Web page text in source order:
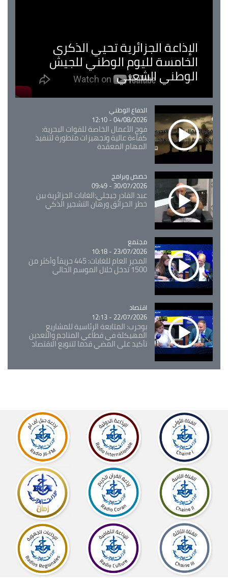
الإذاعة الجزائرية تحيي الذكرى
الخامسة لليوم الوطني للجيش
الوطني الشعبي
Catégorie
الدفاع الوطني
04/08/2026 - 12:10
فوج الأعمال الخاصة للقوات البحرية:
كفاءة عالية وتجهيزات متطورة لتنفيذ
المهام المعقدة
Catégorie
حصص وبرامج
30/07/2026 - 09:49
عبد القادر جيجلي:الغابات الجزائرية بين
خطر الحرائق ورهان التشجير الذكي
Catégorie
مجتمع
23/07/2026 - 10:18
المدير العام للغابات: 445 حريقاً وأكثر من
1500 تدخل خلال الموسم الحالي
Catégorie
اقتصاد
22/07/2026 - 12:13
بوحرب: المتابعة الرئاسية للمشاريع
المهيكلة في قطاعي المناجم والتعدين
تأكيد على المضي قدما لتنويع الاقتصاد